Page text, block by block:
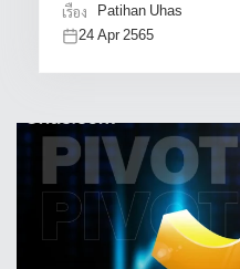
เรื่อง
Patihan Uhas
24 Apr 2565